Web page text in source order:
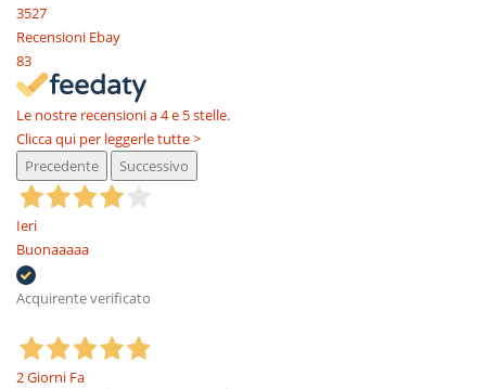
3527
Recensioni Ebay
83
Le nostre recensioni a 4 e 5 stelle.
Clicca qui per leggerle tutte >
Precedente
Successivo
Ieri
Buonaaaaa
Acquirente verificato
2 Giorni Fa